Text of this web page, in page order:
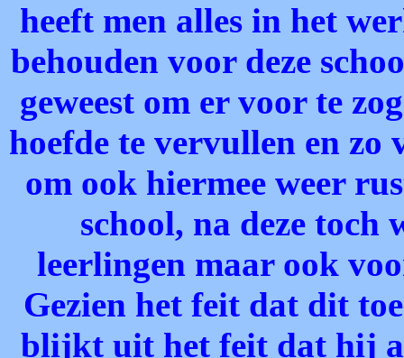
heeft men alles in het
behouden voor deze
geweest om er voor te
hoefde te vervullen en zo
om ook hiermee weer
school, na deze toch
leerlingen maar ook
Gezien het feit dat dit
blijkt uit het feit dat hij